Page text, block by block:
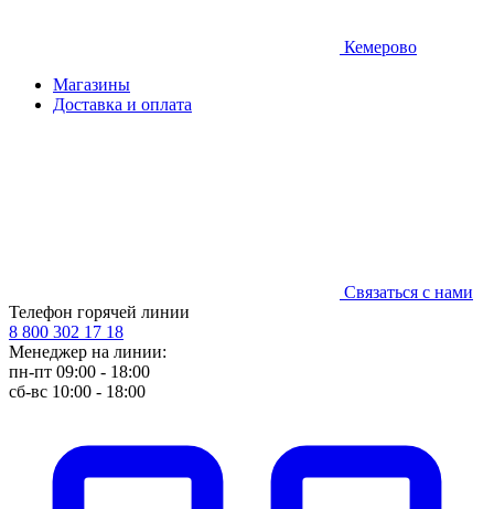
Кемерово
Магазины
Доставка и оплата
Связаться с нами
Телефон горячей линии
8 800 302 17 18
Менеджер на линии:
пн-пт 09:00 - 18:00
сб-вс 10:00 - 18:00